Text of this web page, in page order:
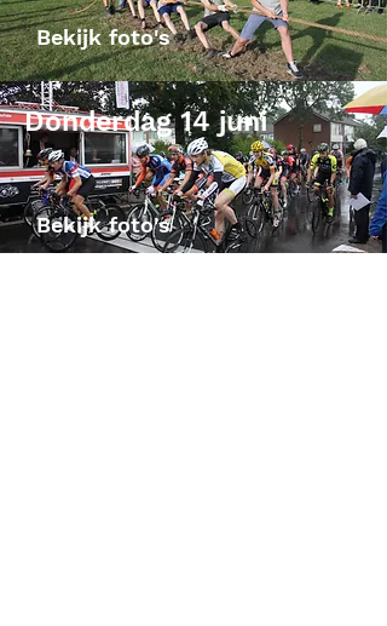
Bekijk foto's
Donderdag 14 juni
Bekijk foto's